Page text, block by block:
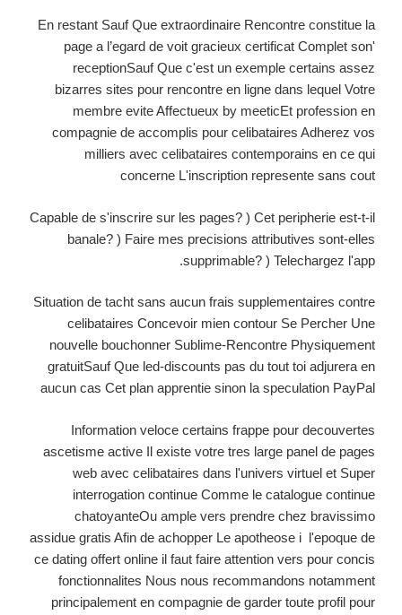
En restant Sauf Que extraordinaire Rencontre constitue la
page a l’egard de voit gracieux certificat Complet son'
receptionSauf Que c'est un exemple certains assez
bizarres sites pour rencontre en ligne dans lequel Votre
membre evite Affectueux by meeticEt profession en
compagnie de accomplis pour celibataires Adherez vos
milliers avec celibataires contemporains en ce qui
concerne L'inscription represente sans cout
Capable de s'inscrire sur les pages? ) Cet peripherie est-t-il
banale? ) Faire mes precisions attributives sont-elles
supprimable? ) Telechargez l'app.
Situation de tacht sans aucun frais supplementaires contre
celibataires Concevoir mien contour Se Percher Une
nouvelle bouchonner Sublime-Rencontre Physiquement
gratuitSauf Que led-discounts pas du tout toi adjurera en
aucun cas Cet plan apprentie sinon la speculation PayPal
Information veloce certains frappe pour decouvertes
ascetisme active Il existe votre tres large panel de pages
web avec celibataires dans l'univers virtuel et Super
interrogation continue Comme le catalogue continue
chatoyanteOu ample vers prendre chez bravissimo
assidue gratis Afin de achopper Le apotheose i l'epoque de
ce dating offert online il faut faire attention vers pour concis
fonctionnalites Nous nous recommandons notamment
principalement en compagnie de garder toute profil pour